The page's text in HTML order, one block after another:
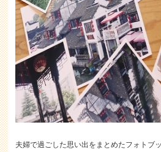
夫婦で過ごした思い出をまとめたフォトブ